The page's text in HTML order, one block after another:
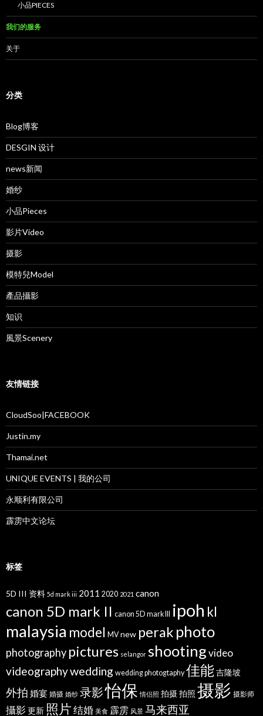
小品PIECES
我们的服务
关于
分类
Blog博客
DESGIN 设计
news新闻
婚纱
小品Pieces
影片Video
摄影
模特兒Model
產品攝影
知识
風景Scenery
友情链接
CloudSoo|FACEBOOK
Justin.my
Thamai.net
UNIQUE EVENTS | 我的公司
永顺利有限公司
霹雳中文论坛
标签
5D III 资料 5d mark iii 2011 2020 2021 canon
canon 5D mark II canon 5D mark III ipoh kl
malaysia model MV new perak photo
photography pictures selangor shootingvideo
videographywedding wedding photogtaphy 佳能吉隆坡
外拍 婚宴 婚摄 婚纱 录影怡保 情侣照 拍摄拍照 摄影 摄影师
攝影 更新 照片结婚 美食 霹雳 风景 马来西亚